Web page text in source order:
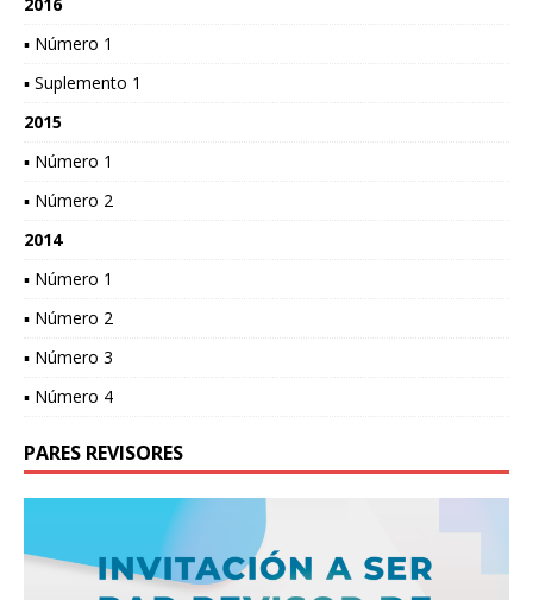
▪ Número 1
▪ Suplemento 1
2015
▪ Número 1
▪ Número 2
2014
▪ Número 1
▪ Número 2
▪ Número 3
▪ Número 4
PARES REVISORES